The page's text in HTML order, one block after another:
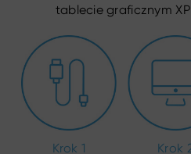
tablecie graficznym
Krok 1 Krok